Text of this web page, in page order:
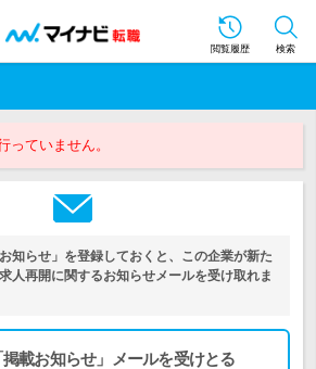
閲覧履歴 検索
っていません。
知らせ」を登録しておくと、この企業が新た
人再開に関するお知らせメールを受け取れま
載お知らせ」メールを受けとる